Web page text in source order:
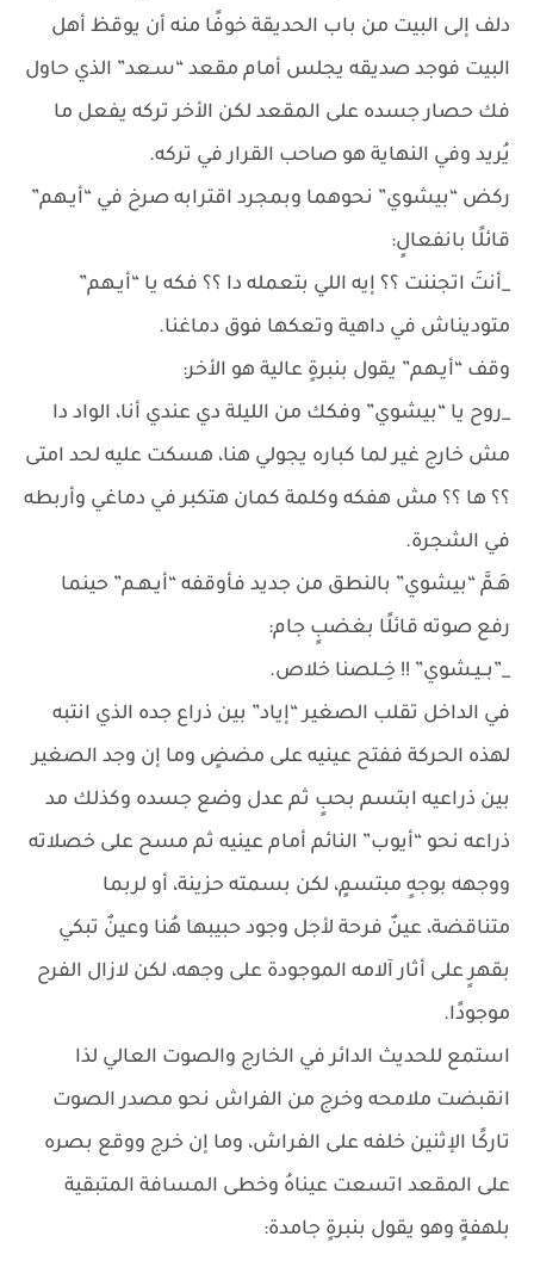
دلف إلى البيت من باب الحديقة خوفًا منه أن يوقظ أهل
البيت فوجد صديقه يجلس أمام مقعد “سـعد” الذي حاول
فك حصار جسده على المقعد لكن الأخر تركه يفعل ما
يُريد وفي النهاية هو صاحب القرار في تركه.
ركض “بيشوي” نحوهما وبمجرد اقترابه صرخ في “أيـهم”
قائلًا بانفعالٍ:
_أنتَ اتجننت ؟؟ إيه اللي بتعمله دا ؟؟ فكه يا “أيـهم”
متوديناش في داهية وتعكها فوق دماغنا.
وقف “أيـهم” يقول بنبرةٍ عالية هو الأخر:
_روح يا “بيشوي” وفكك من الليلة دي عندي أنا، الواد دا
مش خارج غير لما كباره يجولي هنا، هسكت عليه لحد امتى
؟؟ ها ؟؟ مش هفكه وكلمة كمان هتكبر في دماغي وأربطه
في الشجرة.
هَـمَّ “بيشوي” بالنطق من جديد فأوقفه “أيـهـم” حينما
رفع صوته قائلًا بغضبٍ جام:
_”بــيـشوي” !! خِــلصنا خلاص.
في الداخل تقلب الصغير “إياد” بين ذراع جده الذي انتبه
لهذه الحركة ففتح عينيه على مضضٍ وما إن وجد الصغير
بين ذراعيه ابتسم بحبٍ ثم عدل وضع جسده وكذلك مد
ذراعه نحو “أيوب” النائم أمام عينيه ثم مسح على خصلاته
ووجهه بوجهٍ مبتسمٍ، لكن بسمته حزينة، أو لربما
متناقضة، عينٌ فرحة لأجل وجود حبيبها هُنا وعينٌ تبكي
بقهرٍ على أثار آلامه الموجودة على وجهه، لكن لازال الفرح
موجودًا.
استمع للحديث الدائر في الخارج والصوت العالي لذا
انقبضت ملامحه وخرج من الفراش نحو مصدر الصوت
تاركًا الإثنين خلفه على الفراش، وما إن خرج ووقع بصره
على المقعد اتسعت عيناهُ وخطى المسافة المتبقية
بلهفةٍ وهو يقول بنبرةٍ جامدة: